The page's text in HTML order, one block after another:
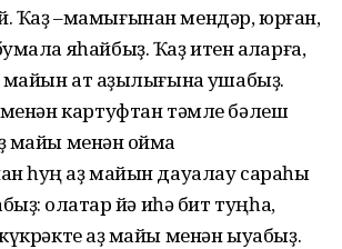
Ҡаҙ –мамығынан мендәр, юрған,
яһайбыҙ. Ҡаҙ итен ҡаҡларға,
ат ҡаҙылығына ҡушабыҙ.
менән картуфтан тәмле бәлеш
менән ҡоймаҡ
һуң ҡаҙ майын дауалау сараһы
ҡолаҡтар йә иһә бит туңһа,
ҡаҙ майы менән ыуабыҙ.